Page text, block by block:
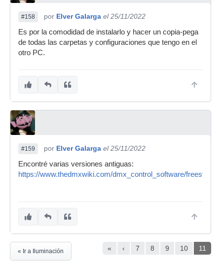
#158 por Elver Galarga el 25/11/2022
Es por la comodidad de instalarlo y hacer un copia-pega
de todas las carpetas y configuraciones que tengo en el
otro PC.
#159 por Elver Galarga el 25/11/2022
Encontré varias versiones antiguas:
https://www.thedmxwiki.com/dmx_control_software/
« ‹ 7 8 9 10 11
« Ir a Iluminación